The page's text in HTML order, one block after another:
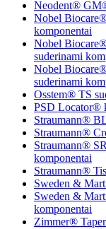
Neodent®
Nobel
komponentai
Nobel
suderinami
Nobel
suderinami
Osstem® TS
PSD Locator®
Straumann®
Straumann®
Straumann®
komponentai
Straumann®
Sweden &
Sweden &
komponentai
Zimmer®